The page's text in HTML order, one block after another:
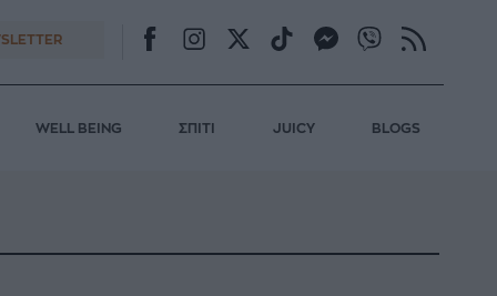
WELL BEING ΣΠΙΤΙ JUICY BLOGS